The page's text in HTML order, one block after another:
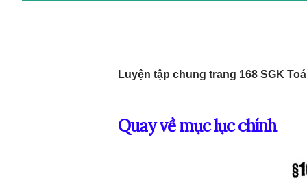
Luyện tập chung trang 168 SGK
Quay về mục lục chính